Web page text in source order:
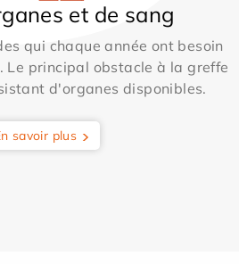
et de sang
qui chaque année ont besoin
Le principal obstacle à la greffe
d'organes disponibles.
savoir plus